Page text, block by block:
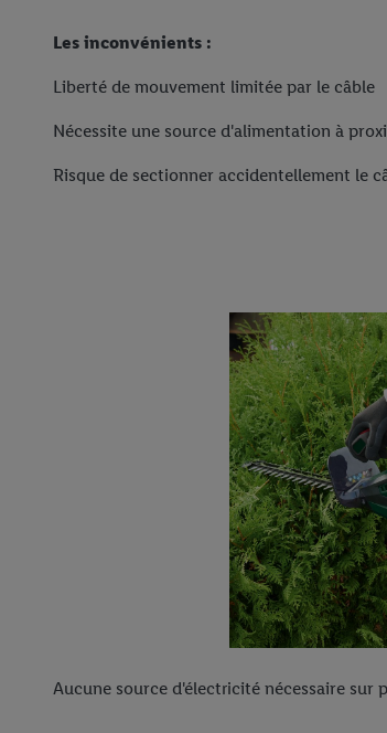
Les inconvénients :
Liberté de mouvement limitée par le câble
Nécessite une source d'alimentation à
Risque de sectionner accidentellement le
Aucune source d'électricité nécessaire sur